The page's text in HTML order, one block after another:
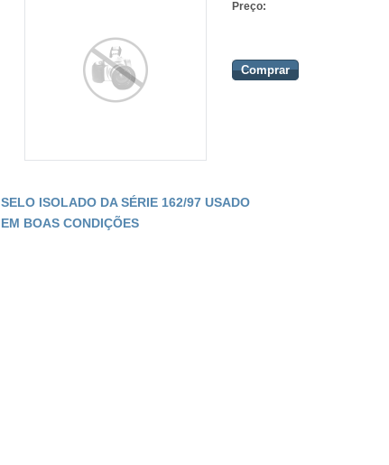
Preço:
Comprar
SELO ISOLADO DA SÉRIE 162/97 USADO
EM BOAS CONDIÇÕES